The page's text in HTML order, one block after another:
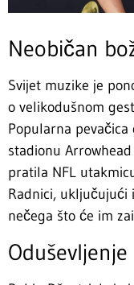
Neobičan
Svijet muzike je
o velikodušnom
Popularna
stadionu
pratila NFL
Radnici, uključujući
nečega što će im